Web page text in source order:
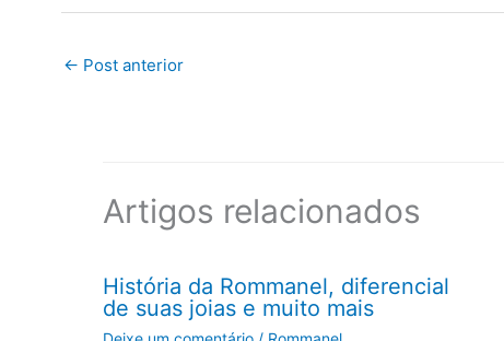
← Post anterior
Artigos relacionados
História da Rommanel, diferencial
de suas joias e muito mais